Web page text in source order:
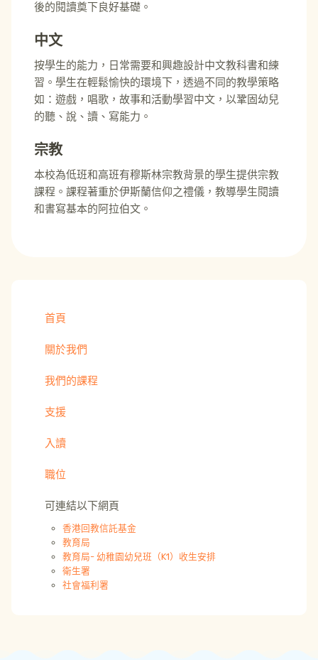
後的閱讀奠下良好基礎。
中文
按學生的能力，日常需要和興趣設計中文教科書和練
習。學生在輕鬆愉快的環境下，透過不同的教學策略
如：遊戲，唱歌，故事和活動學習中文，以鞏固幼兒
的聽、說、讀、寫能力。
宗教
本校為低班和高班有穆斯林宗教背景的學生提供宗教
課程。課程著重於伊斯蘭信仰之禮儀，教導學生閱讀
和書寫基本的阿拉伯文。
首頁
關於我們
我們的課程
支援
入讀
職位
可連結以下網頁
香港回教信託基金
教育局
教育局- 幼稚園幼兒班（K1）收生安排
衛生署
社會福利署